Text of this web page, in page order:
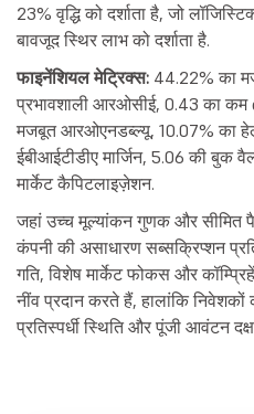
23% वृद्धि को दर्शाता है, जो
बावजूद स्थिर लाभ को दर्शाता है.
फाइनेंशियल मेट्रिक्स: 44.22% का
प्रभावशाली आरओसीई, 0.43 का
मजबूत आरओएनडब्ल्यू, 10.07% का
ईबीआईटीडीए मार्जिन, 5.06 की
मार्केट कैपिटलाइज़ेशन.
जहां उच्च मूल्यांकन गुणक और सीमित
कंपनी की असाधारण सब्सक्रिप्शन
गति, विशेष मार्केट फोकस और
नींव प्रदान करते हैं, हालांकि
प्रतिस्पर्धी स्थिति और पूंजी आवंटन